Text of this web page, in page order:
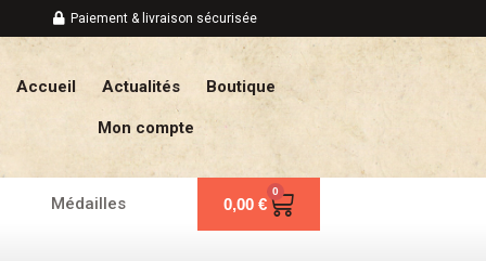
Paiement & livraison sécurisée
Accueil Actualités Boutique
Mon compte
Médailles 0,00 €
0
Panier